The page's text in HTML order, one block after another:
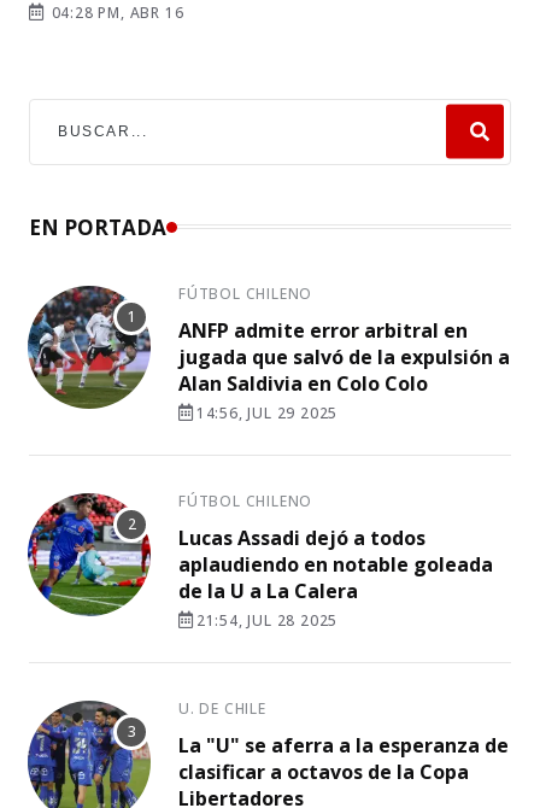
04:28 PM, ABR 16
EN PORTADA
FÚTBOL CHILENO
ANFP admite error arbitral en
jugada que salvó de la expulsión a
Alan Saldivia en Colo Colo
14:56, JUL 29 2025
FÚTBOL CHILENO
Lucas Assadi dejó a todos
aplaudiendo en notable goleada
de la U a La Calera
21:54, JUL 28 2025
U. DE CHILE
La "U" se aferra a la esperanza de
clasificar a octavos de la Copa
Libertadores